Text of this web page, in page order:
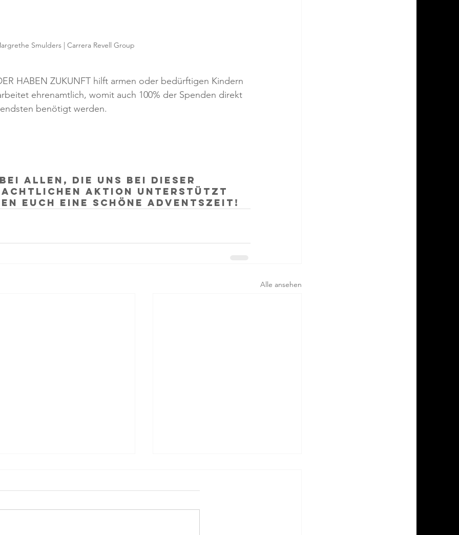
Smulders | Carrera Revell Group
HABEN ZUKUNFT hilft armen oder bedürftigen Kindern
ehrenamtlich, womit auch 100% der Spenden direkt
benötigt werden.
allen, die uns bei dieser
Aktion unterstützt
euch eine schöne Adventszeit!
Alle ansehen